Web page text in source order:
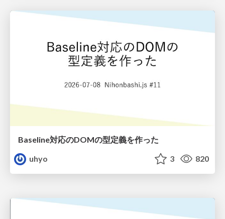
Baseline対応のDOMの型定義を作った
uhyo
3 820